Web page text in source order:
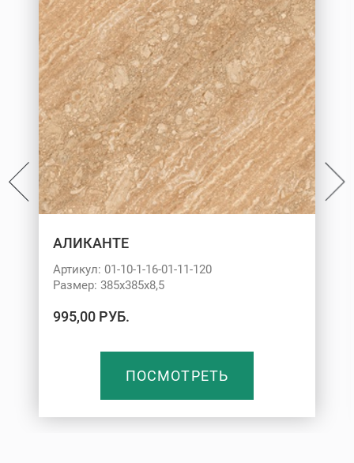
АЛИКАНТЕ
Артикул: 01-10-1-16-01-11-120
Размер: 385х385х8,5
995,00 РУБ.
ПОСМОТРЕТЬ